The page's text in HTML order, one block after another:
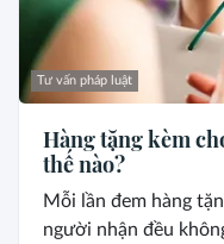
Tư vấn pháp luật
Hàng tặng kèm
thế nào?
Mỗi lần đem hàng
người nhận đều